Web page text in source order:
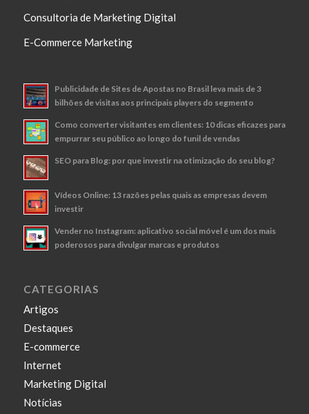
Consultoria de Marketing Digital
E-Commerce Marketing
Publicidade de Sites de Apostas no Brasil leva mais de 3
bilhões de visitas aos principais players do segmento
Como converter visitantes em clientes: 10 dicas eficazes para
empurrar seu público ao longo do funil de vendas
SEO para Blog: por que investir na otimização do seu blog?
Vídeos Online: 13 razões pelas quais as empresas devem
investir
Vender no Instagram: aplicativo social móvel é um dos mais
poderosos para divulgar marcas e produtos
CATEGORIAS
Artigos
Destaques
E-commerce
Internet
Marketing Digital
Notícias